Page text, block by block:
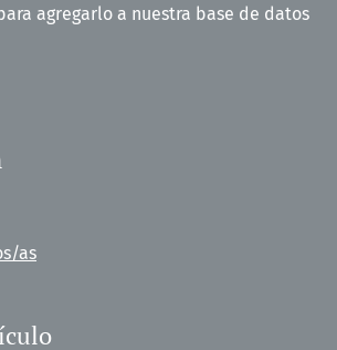
agregarlo a nuestra base de datos
as